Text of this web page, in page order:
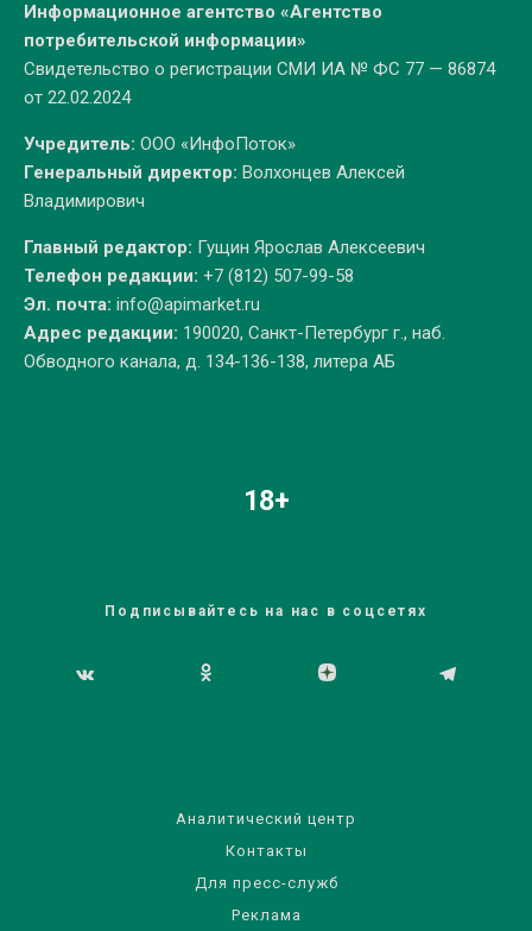
Информационное агентство «Агентство
потребительской информации»
Свидетельство о регистрации СМИ ИА № ФС 77 — 86874
от 22.02.2024
Учредитель: ООО «ИнфоПоток»
Генеральный директор: Волхонцев Алексей
Владимирович
Главный редактор: Гущин Ярослав Алексеевич
Телефон редакции: +7 (812) 507-99-58
Эл. почта: info@apimarket.ru
Адрес редакции: 190020, Санкт-Петербург г., наб.
Обводного канала, д. 134-136-138, литера АБ
18+
Подписывайтесь на нас в соцсетях
Аналитический центр
Контакты
Для пресс-служб
Реклама